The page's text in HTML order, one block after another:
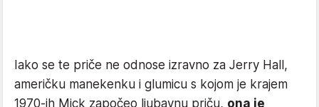
Iako se te priče ne odnose izravno za Jerry Hall,
američku manekenku i glumicu s kojom je krajem
1970-ih Mick započeo ljubavnu priču, ona je